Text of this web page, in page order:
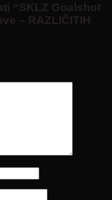
“SKLZ Goalshot
– RAZLIČITIH